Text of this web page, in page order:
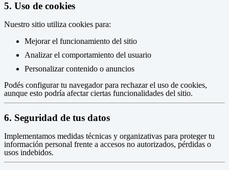
5. Uso de cookies
Nuestro sitio utiliza cookies para:
Mejorar el funcionamiento del sitio
Analizar el comportamiento del usuario
Personalizar contenido o anuncios
Podés configurar tu navegador para rechazar el uso de cookies,
aunque esto podría afectar ciertas funcionalidades del sitio.
6. Seguridad de tus datos
Implementamos medidas técnicas y organizativas para proteger tu
información personal frente a accesos no autorizados, pérdidas o
usos indebidos.